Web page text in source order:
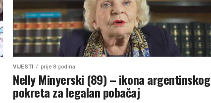
VIJESTI prije 8 godina
Nelly Minyerski (89) – ikona argentinskog
pokreta za legalan pobačaj